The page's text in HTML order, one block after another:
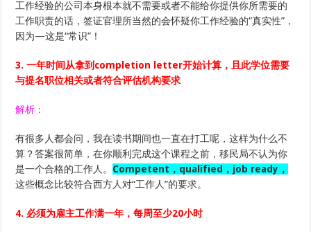
工作经验的公司本身根本就不需要或者不能给你提供你所需要的
工作职责的话，签证官理所当然的会怀疑你工作经验的“真实性”，
因为—这是“常识”！
3. 一年时间从拿到completion letter开始计算，且此学位需要
与提名职位相关或者符合评估机构要求
解析：
有很多人都会问，我在读书期间也一直在打工呢，这样为什么不
算？答案很简单，在你顺利完成这个课程之前，移民局不认为你
是一个合格的工作人。 Competent，qualified，job ready，
这些概念比较符合西方人对“工作人”的要求。
4. 必须为雇主工作满一年，每周至少20小时